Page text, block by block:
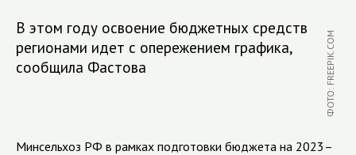
В этом году освоение бюджетных средств
регионами идет с опережением графика,
сообщила Фастова
ФОТО: FREEPIK.COM
Минсельхоз РФ в рамках подготовки бюджета на 2023–